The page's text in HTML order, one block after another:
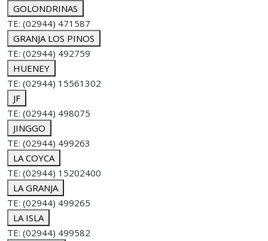
GOLONDRINAS
TE: (02944) 471587
GRANJA LOS PINOS
TE: (02944) 492759
HUENEY
TE: (02944) 15561302
JF
TE: (02944) 498075
JINGGO
TE: (02944) 499263
LA COYCA
TE: (02944) 15202400
LA GRANJA
TE: (02944) 499265
LA ISLA
TE: (02944) 499582